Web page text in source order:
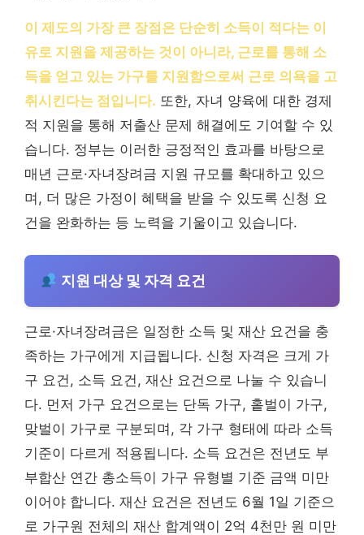
이 제도의 가장 큰 장점은 단순히 소득이 적다는 이
유로 지원을 제공하는 것이 아니라, 근로를 통해 소
득을 얻고 있는 가구를 지원함으로써 근로 의욕을 고
취시킨다는 점입니다. 또한, 자녀 양육에 대한 경제
적 지원을 통해 저출산 문제 해결에도 기여할 수 있
습니다. 정부는 이러한 긍정적인 효과를 바탕으로
매년 근로·자녀장려금 지원 규모를 확대하고 있으
며, 더 많은 가정이 혜택을 받을 수 있도록 신청 요
건을 완화하는 등 노력을 기울이고 있습니다.
지원 대상 및 자격 요건
근로·자녀장려금은 일정한 소득 및 재산 요건을 충
족하는 가구에게 지급됩니다. 신청 자격은 크게 가
구 요건, 소득 요건, 재산 요건으로 나눌 수 있습니
다. 먼저 가구 요건으로는 단독 가구, 홑벌이 가구,
맞벌이 가구로 구분되며, 각 가구 형태에 따라 소득
기준이 다르게 적용됩니다. 소득 요건은 전년도 부
부합산 연간 총소득이 가구 유형별 기준 금액 미만
이어야 합니다. 재산 요건은 전년도 6월 1일 기준으
로 가구원 전체의 재산 합계액이 2억 4천만 원 미만